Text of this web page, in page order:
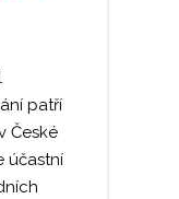
patří
České
účastní